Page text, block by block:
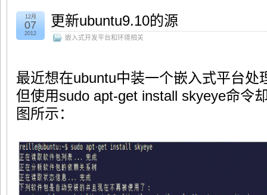
更新ubuntu9.10的源
嵌入式开发平台和环境相关
12月
07
2012
最近想在ubuntu中装一个嵌入式平台处
但使用sudo apt-get install skyeye命令
图所示：